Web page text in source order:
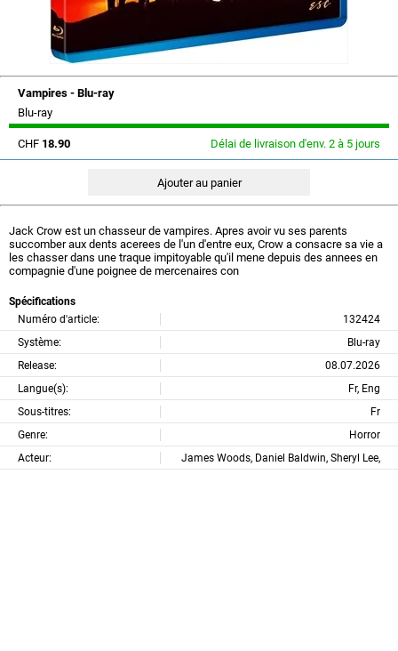
Vampires - Blu-ray
Blu-ray
CHF 18.90 Délai de livraison d'env. 2 à 5 jours
Jack Crow est un chasseur de vampires. Apres avoir vu ses parents
succomber aux dents acerees de l'un d'entre eux, Crow a consacre sa vie a
les chasser dans une traque impitoyable qu'il mene depuis des annees en
compagnie d'une poignee de mercenaires con
Spécifications
Numéro d'article:
132424
Système:
Blu-ray
Release:
08.07.2026
Langue(s):
Fr, Eng
Sous-titres:
Fr
Genre:
Horror
Acteur:
James Woods, Daniel Baldwin, Sheryl Lee,